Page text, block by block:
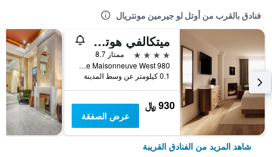
فنادق بالقرب من أوتل لو جيرمين مونتريال
ميتكالفي هوتل مونتريال باي جراي كوليكشن
4 نجوم
ممتاز 8.7
980 Boul. De Maisonneuve West, مونترال, QC, كندا
0.1 كيلومتر عن وسط المدينة
930 ﷼
عرض الصفقة
شاهد المزيد من الفنادق القريبة